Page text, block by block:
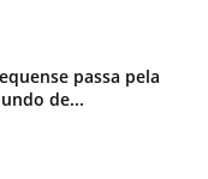
passa pela
de...